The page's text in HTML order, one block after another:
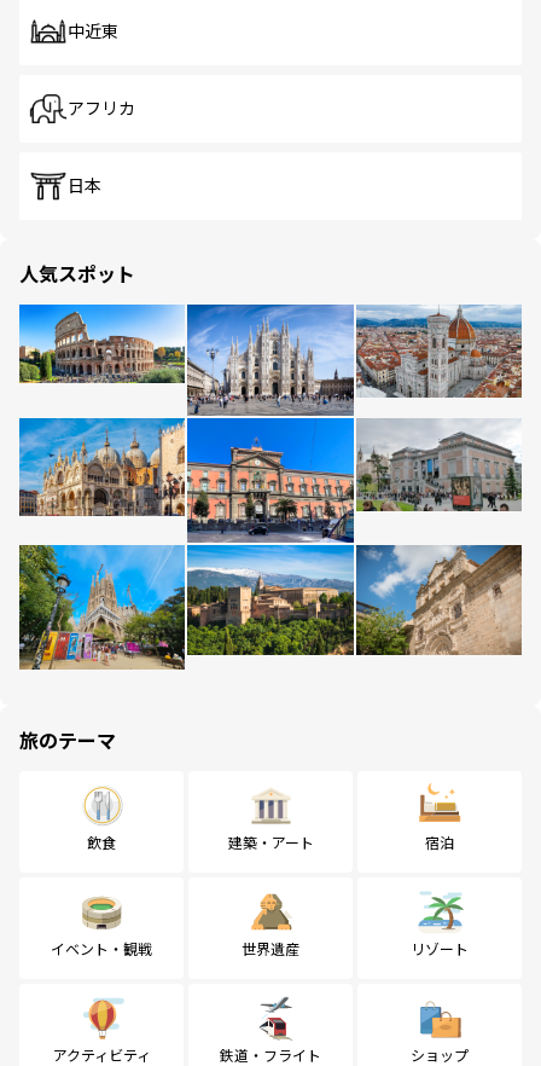
中近東
アフリカ
日本
人気スポット
旅のテーマ
飲食 建築・アート 宿泊
イベント・観戦 世界遺産 リゾート
アクティビティ 鉄道・フライト ショップ